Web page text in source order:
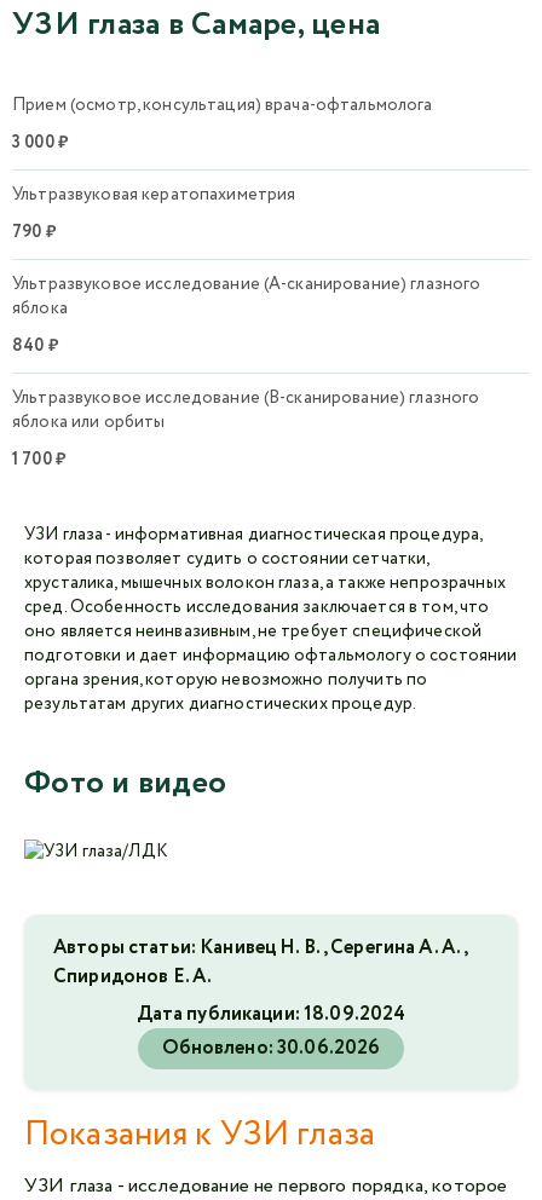
УЗИ глаза в Самаре, цена
Прием (осмотр, консультация) врача-офтальмолога
3 000 ₽
Ультразвуковая кератопахиметрия
790 ₽
Ультразвуковое исследование (А-сканирование) глазного
яблока
840 ₽
Ультразвуковое исследование (В-сканирование) глазного
яблока или орбиты
1 700 ₽
УЗИ глаза - информативная диагностическая процедура,
которая позволяет судить о состоянии сетчатки,
хрусталика, мышечных волокон глаза, а также непрозрачных
сред. Особенность исследования заключается в том, что
оно является неинвазивным, не требует специфической
подготовки и дает информацию офтальмологу о состоянии
органа зрения, которую невозможно получить по
результатам других диагностических процедур.
Фото и видео
Авторы статьи: Канивец Н. В., Серегина А. А.,
Спиридонов Е. А.
Дата публикации:18.09.2024
Обновлено:30.06.2026
Показания к УЗИ глаза
УЗИ глаза - исследование не первого порядка, которое